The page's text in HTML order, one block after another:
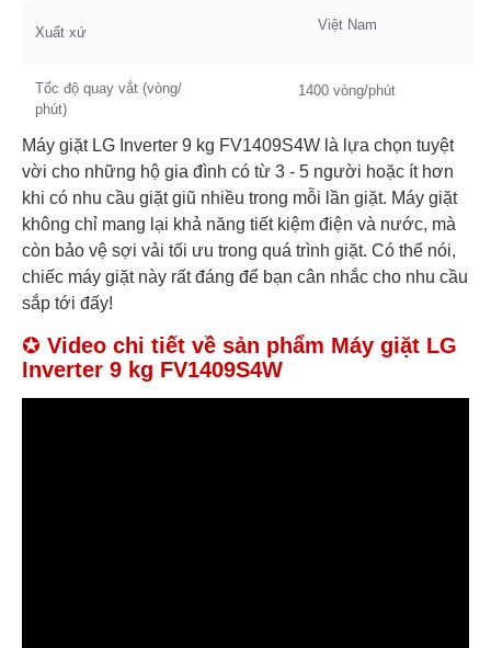
Xuất xứ Việt Nam
Tốc độ quay vắt (vòng/
phút)
1400 vòng/phút
Máy giặt LG Inverter 9 kg FV1409S4W là lựa chọn tuyệt
vời cho những hộ gia đình có từ 3 - 5 người hoặc ít hơn
khi có nhu cầu giặt giũ nhiều trong mỗi lần giặt. Máy giặt
không chỉ mang lại khả năng tiết kiệm điện và nước, mà
còn bảo vệ sợi vải tối ưu trong quá trình giặt. Có thể nói,
chiếc máy giặt này rất đáng để bạn cân nhắc cho nhu cầu
sắp tới đấy!
✪ Video chi tiết về sản phẩm Máy giặt LG
Inverter 9 kg FV1409S4W